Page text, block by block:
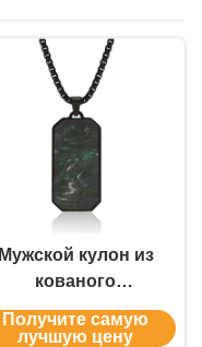
Мужской кулон из
кованого
углеродного
волокна с
Получите самую
лучшую цену